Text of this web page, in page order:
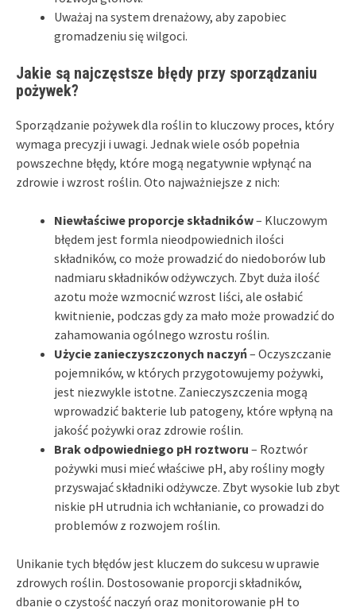
Uważaj na system drenażowy, aby zapobiec
gromadzeniu się wilgoci.
Jakie są najczęstsze błędy przy sporządzaniu
pożywek?
Sporządzanie pożywek dla roślin to kluczowy proces, który
wymaga precyzji i uwagi. Jednak wiele osób popełnia
powszechne błędy, które mogą negatywnie wpłynąć na
zdrowie i wzrost roślin. Oto najważniejsze z nich:
Niewłaściwe proporcje składników– Kluczowym
błędem jest formla nieodpowiednich ilości
składników, co może prowadzić do niedoborów lub
nadmiaru składników odżywczych. Zbyt duża ilość
azotu może wzmocnić wzrost liści, ale osłabić
kwitnienie, podczas gdy za mało może prowadzić do
zahamowania ogólnego wzrostu roślin.
Użycie zanieczyszczonych naczyń– Oczyszczanie
pojemników, w których przygotowujemy pożywki,
jest niezwykle istotne. Zanieczyszczenia mogą
wprowadzić bakterie lub patogeny, które wpłyną na
jakość pożywki oraz zdrowie roślin.
Brak odpowiedniego pH roztworu – Roztwór
pożywki musi mieć właściwe pH, aby rośliny mogły
przyswajać składniki odżywcze. Zbyt wysokie lub zbyt
niskie pH utrudnia ich wchłanianie, co prowadzi do
problemów z rozwojem roślin.
Unikanie tych błędów jest kluczem do sukcesu w uprawie
zdrowych roślin. Dostosowanie proporcji składników,
dbanie o czystość naczyń oraz monitorowanie pH to